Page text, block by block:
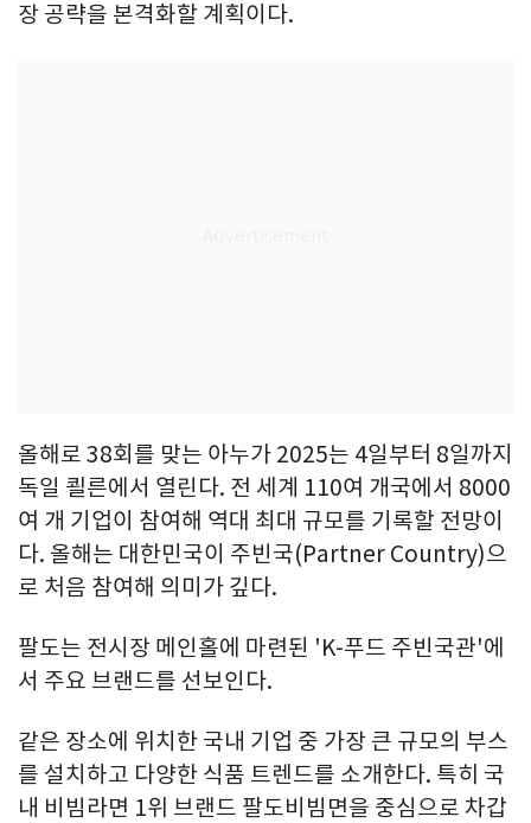
장 공략을 본격화할 계획이다.
올해로 38회를 맞는 아누가 2025는 4일부터 8일까지
독일 쾰른에서 열린다. 전 세계 110여 개국에서 8000
여 개 기업이 참여해 역대 최대 규모를 기록할 전망이
다. 올해는 대한민국이 주빈국(Partner Country)으
로 처음 참여해 의미가 깊다.
팔도는 전시장 메인홀에 마련된 'K-푸드 주빈국관'에
서 주요 브랜드를 선보인다.
같은 장소에 위치한 국내 기업 중 가장 큰 규모의 부스
를 설치하고 다양한 식품 트렌드를 소개한다. 특히 국
내 비빔라면 1위 브랜드 팔도비빔면을 중심으로 차갑